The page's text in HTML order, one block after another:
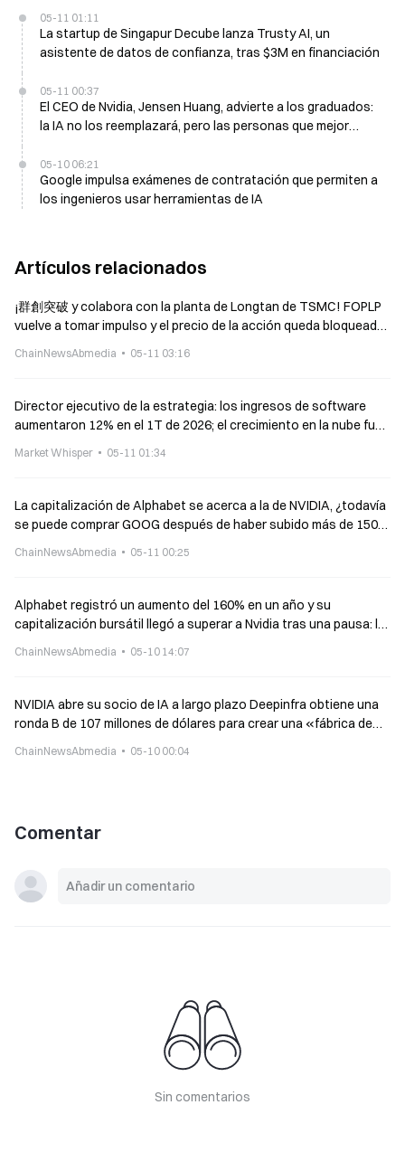
05-11 01:11
La startup de Singapur Decube lanza Trusty AI, un
asistente de datos de confianza, tras $3M en financiación
05-11 00:37
El CEO de Nvidia, Jensen Huang, advierte a los graduados:
la IA no los reemplazará, pero las personas que mejor
05-10 06:21
Google impulsa exámenes de contratación que permiten a
los ingenieros usar herramientas de IA
Artículos relacionados
¡群創突破 y colabora con la planta de Longtan de TSMC! FOPLP
vuelve a tomar impulso y el precio de la acción queda bloqueado
ChainNewsAbmedia 05-11 03:16
Director ejecutivo de la estrategia: los ingresos de software
aumentaron 12% en el 1T de 2026; el crecimiento en la nube fue
Market Whisper 05-11 01:34
La capitalización de Alphabet se acerca a la de NVIDIA, ¿todavía
se puede comprar GOOG después de haber subido más de 150%
ChainNewsAbmedia 05-11 00:25
Alphabet registró un aumento del 160% en un año y su
capitalización bursátil llegó a superar a Nvidia tras una pausa: la
ChainNewsAbmedia 05-10 14:07
NVIDIA abre su socio de IA a largo plazo Deepinfra obtiene una
ronda B de 107 millones de dólares para crear una «fábrica de
ChainNewsAbmedia 05-10 00:04
Comentar
Sin comentarios